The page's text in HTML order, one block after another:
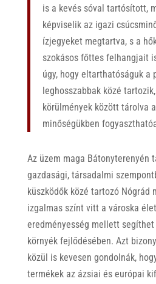
is a kevés sóval tartósított,
képviselik az igazi
ízjegyeket megtartva, s a
szokásos főttes felhangjait
úgy, hogy eltarthatóságuk a
leghosszabbak közé
körülmények között tárolva
minőségükben
Az üzem maga Bátonyterenyén
gazdasági, társadalmi
küszködők közé tartozó Nógrád
izgalmas színt vitt a városka
eredményesség mellett
környék fejlődésében. Azt
közül is kevesen gondolnák,
termékek az ázsiai és európai